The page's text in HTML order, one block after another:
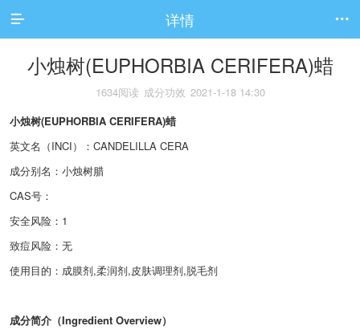
 详情 
小烛树(EUPHORBIA CERIFERA)蜡
1634阅读 成分功效 2021-1-18 14:30
小烛树(EUPHORBIA CERIFERA)蜡
英文名（INCI）：CANDELILLA CERA
成分别名：小烛树腊
CAS号：
安全风险： 1
致痘风险： 无
使用目的：成膜剂,柔润剂,皮肤调理剂,脱毛剂
成分简介（Ingredient Overview）